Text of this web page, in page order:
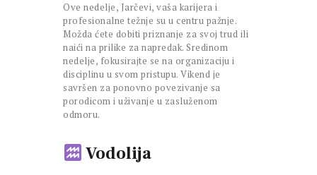
Ove nedelje, Jarčevi, vaša karijera i
profesionalne težnje su u centru pažnje.
Možda ćete dobiti priznanje za svoj trud ili
naići na prilike za napredak. Sredinom
nedelje, fokusirajte se na organizaciju i
disciplinu u svom pristupu. Vikend je
savršen za ponovno povezivanje sa
porodicom i uživanje u zasluženom
odmoru.
Vodolija